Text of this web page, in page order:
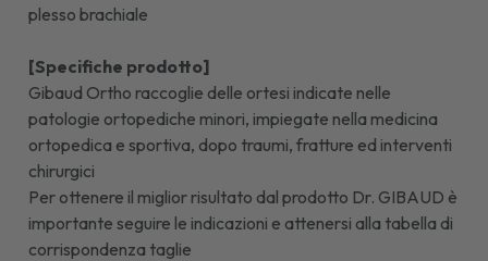
plesso brachiale
[Specifiche prodotto]
Gibaud Ortho raccoglie delle ortesi indicate nelle
patologie ortopediche minori, impiegate nella medicina
ortopedica e sportiva, dopo traumi, fratture ed interventi
chirurgici
Per ottenere il miglior risultato dal prodotto Dr. GIBAUD è
importante seguire le indicazioni e attenersi alla tabella di
corrispondenza taglie